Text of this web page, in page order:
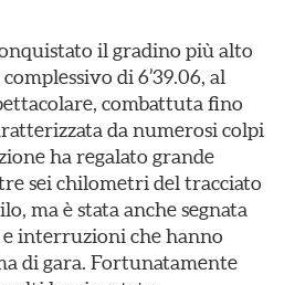
il gradino più alto
di 6’39.06, al
combattuta fino
da numerosi colpi
ha regalato grande
sei chilometri del tracciato
ma è stata anche segnata
interruzioni che hanno
di gara. Fortunatamente